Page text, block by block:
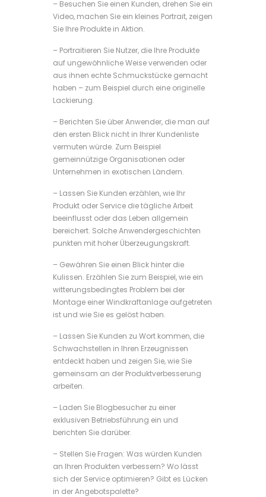
– Besuchen Sie einen Kunden, drehen Sie ein
Video, machen Sie ein kleines Portrait, zeigen
Sie Ihre Produkte in Aktion.
– Portraitieren Sie Nutzer, die Ihre Produkte
auf ungewöhnliche Weise verwenden oder
aus ihnen echte Schmuckstücke gemacht
haben – zum Beispiel durch eine originelle
Lackierung.
– Berichten Sie über Anwender, die man auf
den ersten Blick nicht in Ihrer Kundenliste
vermuten würde. Zum Beispiel
gemeinnützige Organisationen oder
Unternehmen in exotischen Ländern.
– Lassen Sie Kunden erzählen, wie Ihr
Produkt oder Service die tägliche Arbeit
beeinflusst oder das Leben allgemein
bereichert. Solche Anwendergeschichten
punkten mit hoher Überzeugungskraft.
– Gewähren Sie einen Blick hinter die
Kulissen. Erzählen Sie zum Beispiel, wie ein
witterungsbedingtes Problem bei der
Montage einer Windkraftanlage aufgetreten
ist und wie Sie es gelöst haben.
– Lassen Sie Kunden zu Wort kommen, die
Schwachstellen in Ihren Erzeugnissen
entdeckt haben und zeigen Sie, wie Sie
gemeinsam an der Produktverbesserung
arbeiten.
– Laden Sie Blogbesucher zu einer
exklusiven Betriebsführung ein und
berichten Sie darüber.
– Stellen Sie Fragen: Was würden Kunden
an Ihren Produkten verbessern? Wo lässt
sich der Service optimieren? Gibt es Lücken
in der Angebotspalette?